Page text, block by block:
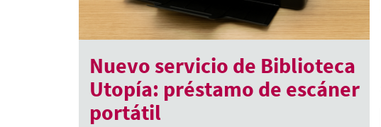
Nuevo servicio de Biblioteca
Utopía: préstamo de escáner
portátil